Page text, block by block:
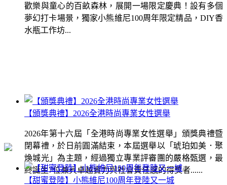
歡樂與童心的百畝森林，展開一場限定慶典！設有多個
夢幻打卡場景，獨家小熊維尼100周年限定精品，DIY香
水瓶工作坊...
【頒獎典禮】2026全港時尚專業女性選舉
2026年第十六屆「全港時尚專業女性選舉」頒獎典禮暨
閉幕禮，於日前圓滿結束，本屆選舉以「琥珀如美．聚
煥城光」為主題，經過獨立專業評審團的嚴格甄選，最
終誕生7位兼具卓越實力與社會責任感的得獎者......
【甜蜜登陸】小熊維尼100周年登陸又一城